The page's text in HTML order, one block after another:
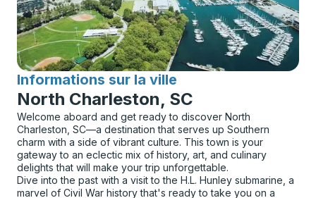
Informations sur la ville
pour
North Charleston, SC
Welcome aboard and get ready to discover North
Charleston, SC—a destination that serves up Southern
charm with a side of vibrant culture. This town is your
gateway to an eclectic mix of history, art, and culinary
delights that will make your trip unforgettable.
Dive into the past with a visit to the H.L. Hunley submarine, a
marvel of Civil War history that's ready to take you on a